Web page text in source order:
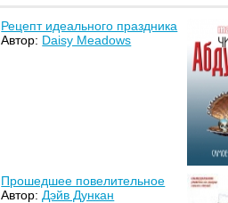
Рецепт идеального праздника
Автор: Daisy Meadows
Прошедшее повелительное
Автор: Дэйв Дункан